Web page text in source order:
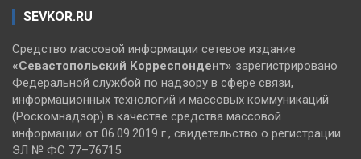
SEVKOR.RU
Средство массовой информации сетевое издание
«Севастопольский Корреспондент» зарегистрировано
Федеральной службой по надзору в сфере связи,
информационных технологий и массовых коммуникаций
(Роскомнадзор) в качестве средства массовой
информации от 06.09.2019 г., свидетельство о регистрации
ЭЛ № ФС 77–76715